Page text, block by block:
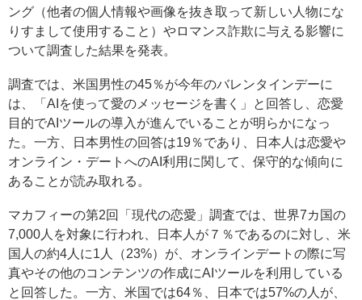
ング（他者の個人情報や画像を抜き取って新しい人物にな
りすまして使用すること）やロマンス詐欺に与える影響に
ついて調査した結果を発表。
調査では、米国男性の45％が今年のバレンタインデーに
は、「AIを使って愛のメッセージを書く」と回答し、恋愛
目的でAIツールの導入が進んでいることが明らかになっ
た。一方、日本男性の回答は19％であり、日本人は恋愛や
オンライン・デートへのAI利用に関して、保守的な傾向に
あることが読み取れる。
マカフィーの第2回「現代の恋愛」調査では、世界7カ国の
7,000人を対象に行われ、日本人が７％であるのに対し、米
国人の約4人に1人（23%）が、オンラインデートの際に写
真やその他のコンテンツの作成にAIツールを利用している
と回答した。一方、米国では64％、日本では57%の人が、